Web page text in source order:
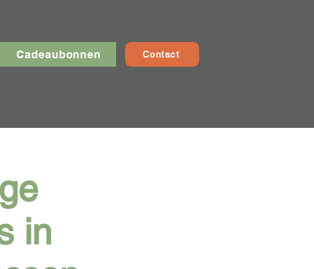
Cadeaubonnen Contact
in